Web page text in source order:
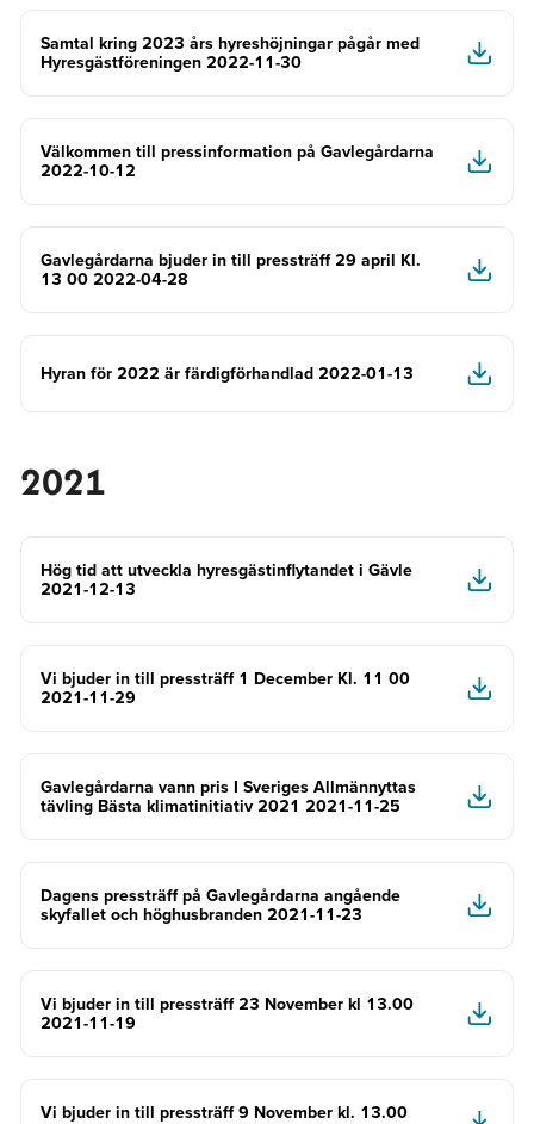
Samtal kring 2023 års hyreshöjningar pågår med
Hyresgästföreningen 2022-11-30
Välkommen till pressinformation på Gavlegårdarna
2022-10-12
Gavlegårdarna bjuder in till pressträff 29 april Kl.
13 00 2022-04-28
Hyran för 2022 är färdigförhandlad 2022-01-13
2021
Hög tid att utveckla hyresgästinflytandet i Gävle
2021-12-13
Vi bjuder in till pressträff 1 December Kl. 11 00
2021-11-29
Gavlegårdarna vann pris I Sveriges Allmännyttas
tävling Bästa klimatinitiativ 2021 2021-11-25
Dagens pressträff på Gavlegårdarna angående
skyfallet och höghusbranden 2021-11-23
Vi bjuder in till pressträff 23 November kl 13.00
2021-11-19
Vi bjuder in till pressträff 9 November kl. 13.00